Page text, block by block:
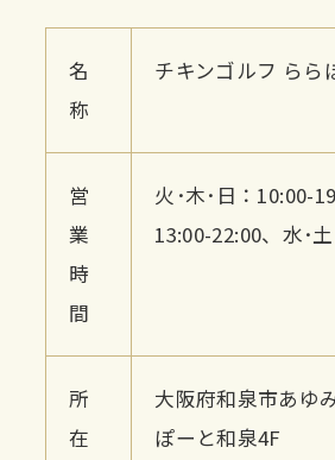
名
称
チキンゴルフ らら
営
業
時
間
火･木･日：10:00-
13:00-22:00、水･
所
在
大阪府和泉市あゆ
ぽーと和泉4F